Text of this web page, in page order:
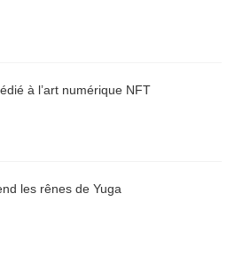
à l’art numérique NFT
les rênes de Yuga